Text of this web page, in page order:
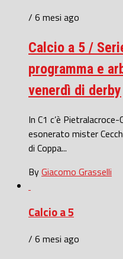
/ 6 mesi ago
Calcio a 5 /
programma e
venerdì di derby
In C1 c’è
esonerato mister
di Coppa...
ByGiacomo Grasselli
Calcio a 5
/ 6 mesi ago